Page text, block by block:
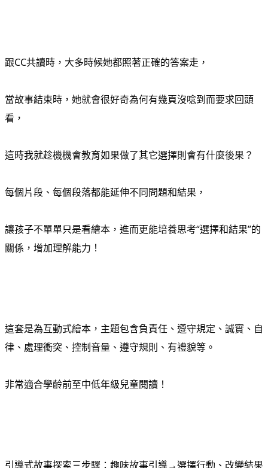
跟CC共讀時，大多時候她都照著正確的答案走，
當故事結束時，她就會很好奇為何有幾頁沒唸到而要求回頭
看，
這時我就趁機機會教育如果做了其它選擇則會有什麼後果？
每個片段、每個段落都能延伸不同問題和結果，
讓孩子不單單只是看繪本，進而更能培養思考“選擇和結果”的
關係，增加理解能力！
這套是為互動式繪本，主題包含負責任、遵守規定、誠實、自
律、處理衝突、控制音量、遵守規則、有禮貌等。
非常適合學齡前至中低年級兒童閱讀！
引導式故事探索三步驟：趣味故事引導→選擇行動、改變結果